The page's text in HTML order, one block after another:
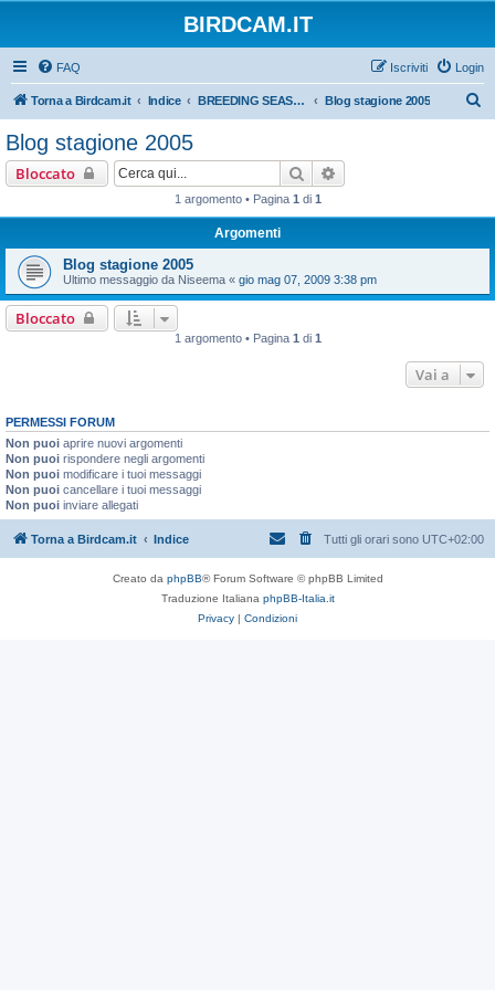
BIRDCAM.IT
FAQ Login
Iscriviti
Torna a Birdcam.it Indice BREEDING SEASONS 2005 - 2006 Blog stagione 2005
Blog stagione 2005
Bloccato Cerca
1 argomento • Pagina 1 di 1
Argomenti
Blog stagione 2005
Ultimo messaggio da Niseema « gio mag 07, 2009 3:38 pm
Bloccato
1 argomento • Pagina 1 di 1
Vai a
PERMESSI FORUM
Non puoi aprire nuovi argomenti
Non puoi rispondere negli argomenti
Non puoi modificare i tuoi messaggi
Non puoi cancellare i tuoi messaggi
Non puoi inviare allegati
Torna a Birdcam.it Indice Tutti gli orari sono UTC+02:00
Creato da phpBB® Forum Software © phpBB Limited
Traduzione Italiana phpBB-Italia.it
Privacy | Condizioni